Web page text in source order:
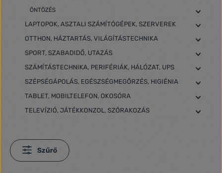
ÖNTÖZÉS
LAPTOPOK, ASZTALI SZÁMÍTÓGÉPEK, SZERVEREK
OTTHON, HÁZTARTÁS, VILÁGÍTÁSTECHNIKA
SPORT, SZABADIDŐ, UTAZÁS
SZÁMÍTÁSTECHNIKA, PERIFÉRIÁK, HÁLÓZAT, UPS
SZÉPSÉGÁPOLÁS, EGÉSZSÉGMEGŐRZÉS, HIGIÉNIA
TABLET, MOBILTELEFON, OKOSÓRA
TELEVÍZIÓ, JÁTÉKKONZOL, SZÓRAKOZÁS
Szűrő